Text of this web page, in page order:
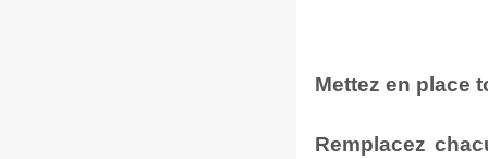
Mettez en place
Remplacez